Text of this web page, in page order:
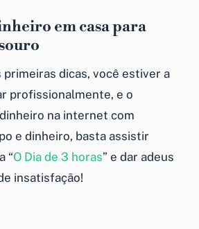
em casa para
primeiras dicas, você estiver a
profissionalmente, e o
na internet com
e dinheiro, basta assistir
“O Dia de 3 horas” e dar adeus
insatisfação!